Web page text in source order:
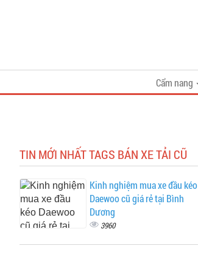
Cẩm nang
TIN MỚI NHẤT TAGS BÁN XE TẢI CŨ
Kinh nghiệm mua xe đầu kéo
Daewoo cũ giá rẻ tại Bình
Dương
3960